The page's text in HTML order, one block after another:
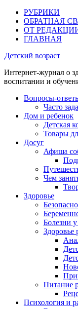
РУБРИКИ
ОБРАТНАЯ
ОТ
ГЛАВНАЯ
Детский возраст
Интернет-журнал о
воспитании и
Вопросы-
Часто
Дом и ребенок
Детская
Товары
Досуг
Афиша
Чем
Здоровье
Болезни у
Здоровье
Питание
Психология и